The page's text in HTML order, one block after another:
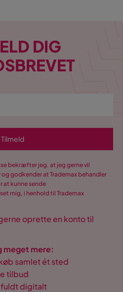
DIG
Tilmeld
bekræfter jeg, at jeg gerne vil
godkender at Trademax behandler
at kunne sende
mig, i henhold til Trademax
oprette en konto til
meget mere:
samlet ét sted
tilbud
fuldt digitalt